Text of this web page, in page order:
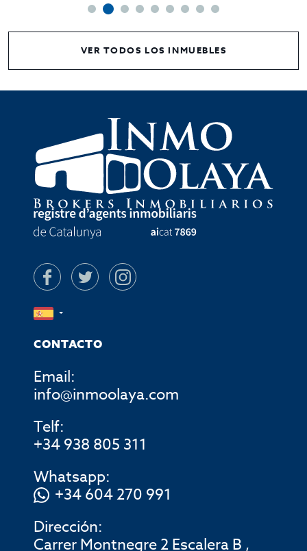
VER TODOS LOS INMUEBLES
CONTACTO
Email:
info@inmoolaya.com
Telf:
+34 938 805 311
Whatsapp:
+34 604 270 991
Dirección:
Carrer Montnegre 2 Escalera B ,